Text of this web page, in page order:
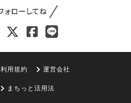
利用規約 運営会社
まちっと活用法